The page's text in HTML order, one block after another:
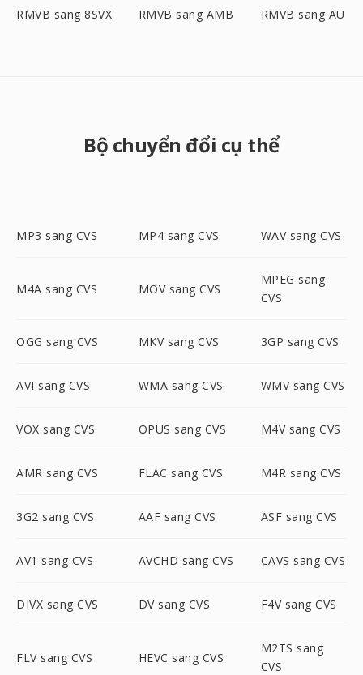
RMVB sang 8SVX RMVB sang AMB RMVB sang AU
Bộ chuyển đổi cụ thể
MP3 sang CVS MP4 sang CVS WAV sang CVS
M4A sang CVS MOV sang CVS
MPEG sang
CVS
OGG sang CVS MKV sang CVS 3GP sang CVS
AVI sang CVS WMA sang CVS WMV sang CVS
VOX sang CVS OPUS sang CVS M4V sang CVS
AMR sang CVS FLAC sang CVS M4R sang CVS
3G2 sang CVS AAF sang CVS ASF sang CVS
AV1 sang CVS AVCHD sang CVS CAVS sang CVS
DIVX sang CVS DV sang CVS F4V sang CVS
FLV sang CVS HEVC sang CVS
M2TS sang
CVS